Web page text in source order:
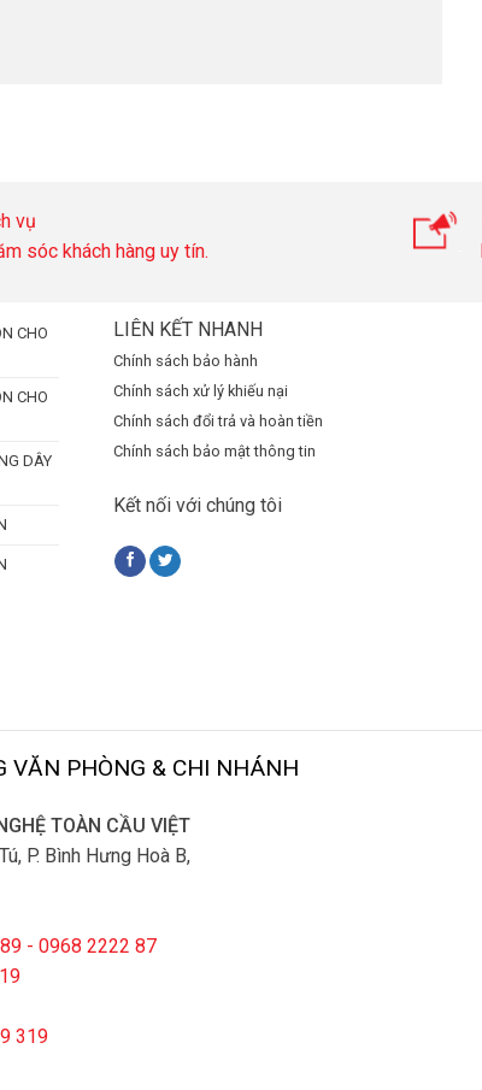
vụ
sóc khách hàng uy tín.
CHO
CHO
DÂY
LIÊN KẾT NHANH
Chính sách bảo hành
Chính sách xử lý khiếu nại
Chính sách đổi trả và hoàn tiền
Chính sách bảo mật thông tin
Kết nối với chúng tôi
VĂN PHÒNG & CHI NHÁNH
TOÀN CẦU VIỆT
P. Bình Hưng Hoà B,
- 0968 2222 87
319